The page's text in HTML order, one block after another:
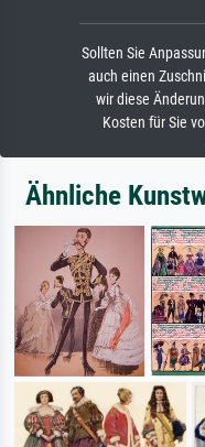
Sollten Sie
auch einen
wir diese
Kosten für Sie
Ähnliche